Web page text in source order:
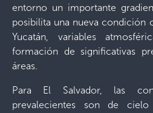
entorno un importante
posibilita una nueva condición
Yucatán, variables
formación de significativas
áreas.
Para El Salvador, las
prevalecientes son de